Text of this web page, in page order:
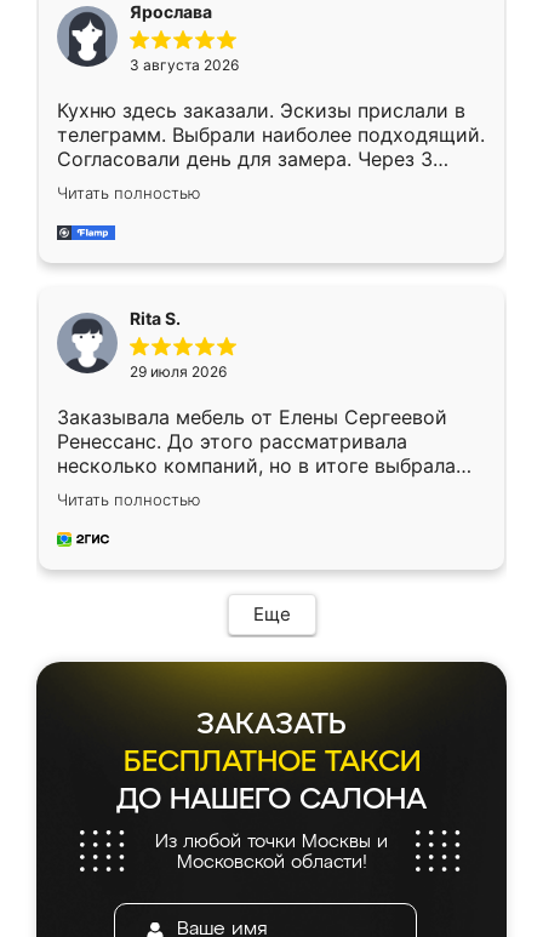
Ярослава
3 августа 2026
Кухню здесь заказали. Эскизы прислали в
телеграмм. Выбрали наиболее подходящий.
Согласовали день для замера. Через 3
недели кухня была уже готова. Остались
довольны работой. Спасибо Ренессанс
мебель за качественную работу!
Читать полностью
Rita S.
29 июля 2026
Заказывала мебель от Елены Сергеевой
Ренессанс. До этого рассматривала
несколько компаний, но в итоге выбрала
эту. Сначала обговорили условия, потом
приехал замерщик, всё спокойно объяснил
и снял размеры. Изготовили в срок, с
мебель сразу встала на свое место без
каких-либо доработок. Качеством осталась
довольна, все выглядит так, как и ожидала.
Читать полностью
Еще
ЗАКАЗАТЬ
БЕСПЛАТНОЕ ТАКСИ
ДО НАШЕГО САЛОНА
Из любой точки Москвы и
Московской области!